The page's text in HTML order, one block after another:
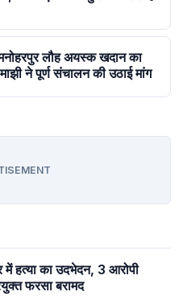
लौह अयस्क खदान का
ने पूर्ण संचालन की उठाई मांग
में हत्या का उदभेदन, 3 आरोपी
फरसा बरामद